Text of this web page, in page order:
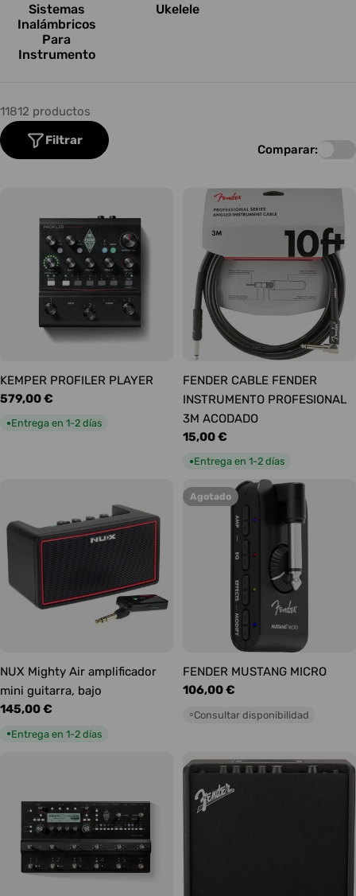
Sistemas
Inalámbricos
Para
Instrumento
Ukelele
11812 productos
Filtrar
Comparar:
KEMPER PROFILER PLAYER
Precio
habitual
579,00 €
●Entrega en 1-2 días
FENDER CABLE FENDER
INSTRUMENTO PROFESIONAL
3M ACODADO
Precio
habitual
15,00 €
●Entrega en 1-2 días
NUX Mighty Air amplificador
mini guitarra, bajo
Precio
145,00 €
●Entrega en 1-2 días
Agotado
FENDER MUSTANG MICRO
Precio
106,00 €
○Consultar disponibilidad